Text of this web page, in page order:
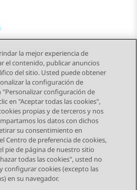
Tema siguiente
la mejor experiencia de
el contenido, publicar anuncios
del sitio. Usted puede obtener
la configuración de
"Personalizar configuración de
en "Aceptar todas las cookies",
propias y de terceros y nos
los datos con dichos
su consentimiento en
Centro de preferencia de cookies,
pie de página de nuestro sitio
todas las cookies", usted no
configurar cookies (excepto las
en su navegador.